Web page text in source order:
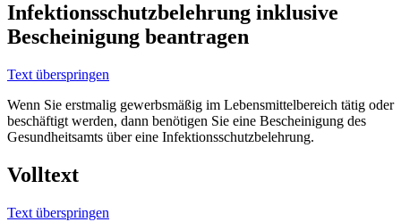
Infektionsschutzbelehrung inklusive
Bescheinigung beantragen
Text überspringen
Wenn Sie erstmalig gewerbsmäßig im Lebensmittelbereich tätig oder
beschäftigt werden, dann benötigen Sie eine Bescheinigung des
Gesundheitsamts über eine Infektionsschutzbelehrung.
Volltext
Text überspringen